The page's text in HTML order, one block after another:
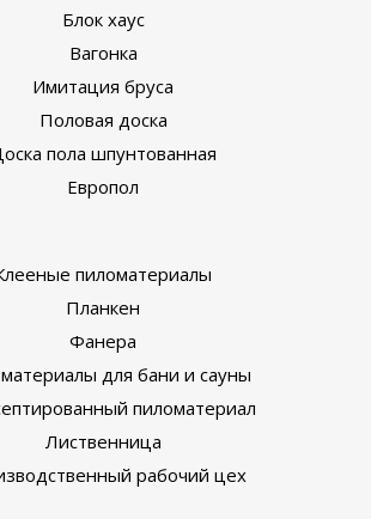
Блок хаус
Вагонка
Имитация бруса
Половая доска
пола шпунтованная
Европол
пиломатериалы
Планкен
Фанера
для бани и сауны
пиломатериал
Лиственница
рабочий цех